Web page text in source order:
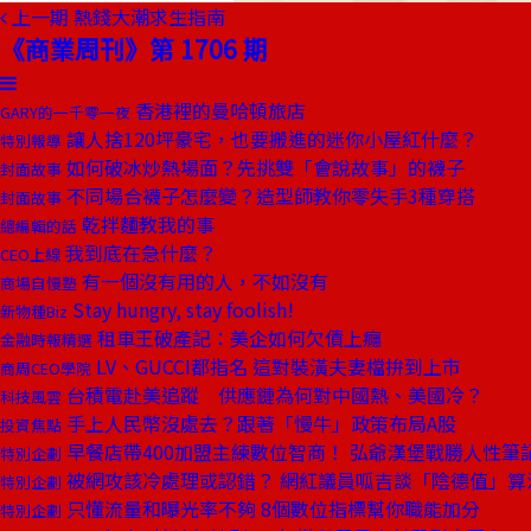
上一期 熱錢大潮求生指南
《商業周刊》第 1706 期
GARY的一千零一夜 香港裡的曼哈頓旅店
特別報導 讓人捨120坪豪宅，也要搬進的迷你小屋紅什麼？
封面故事 如何破冰炒熱場面？先挑雙「會說故事」的襪子
封面故事 不同場合襪子怎麼變？造型師教你零失手3種穿搭
總編輯的話 乾拌麵教我的事
CEO上線 我到底在急什麼？
商場自慢塾 有一個沒有用的人，不如沒有
新物種Biz Stay hungry, stay foolish!
金融時報精選 租車王破產記：美企如何欠債上癮
商周CEO學院 LV、GUCCI都指名 這對裝潢夫妻檔拚到上市
科技風雲 台積電赴美追蹤 供應鏈為何對中國熱、美國冷？
投資焦點 手上人民幣沒處去？跟著「慢牛」政策布局A股
特別企劃 早餐店帶400加盟主練數位智商！ 弘爺漢堡戰勝人性筆
特別企劃 被網攻該冷處理或認錯？ 網紅議員呱吉談「陰德值」
特別企劃 只懂流量和曝光率不夠 8個數位指標幫你職能加分